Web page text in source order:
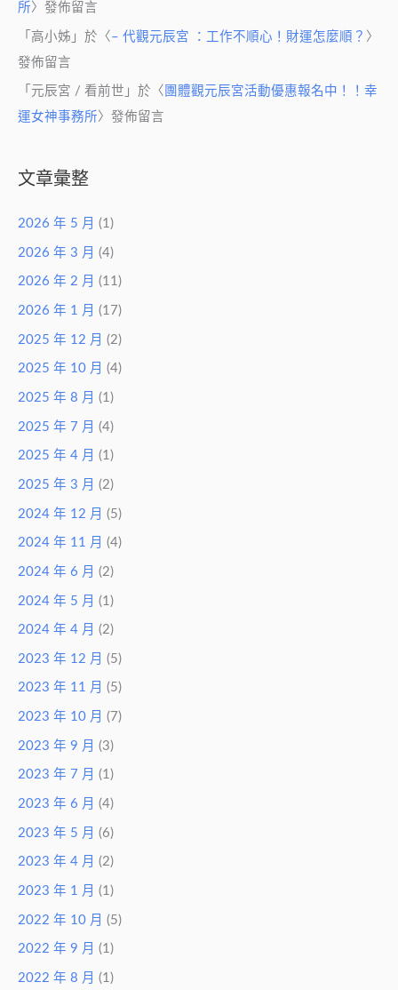
所〉發佈留言
「 高小姊 」於〈 – 代觀元辰宮 ：工作不順心！財運怎麼順？ 〉
發佈留言
「 元辰宮 / 看前世 」於〈 團體觀元辰宮活動優惠報名中！！幸
運女神事務所〉發佈留言
文章彙整
2026 年 5 月 (1)
2026 年 3 月 (4)
2026 年 2 月 (11)
2026 年 1 月 (17)
2025 年 12 月 (2)
2025 年 10 月 (4)
2025 年 8 月 (1)
2025 年 7 月 (4)
2025 年 4 月 (1)
2025 年 3 月 (2)
2024 年 12 月 (5)
2024 年 11 月 (4)
2024 年 6 月 (2)
2024 年 5 月 (1)
2024 年 4 月 (2)
2023 年 12 月 (5)
2023 年 11 月 (5)
2023 年 10 月 (7)
2023 年 9 月 (3)
2023 年 7 月 (1)
2023 年 6 月 (4)
2023 年 5 月 (6)
2023 年 4 月 (2)
2023 年 1 月 (1)
2022 年 10 月 (5)
2022 年 9 月 (1)
2022 年 8 月 (1)